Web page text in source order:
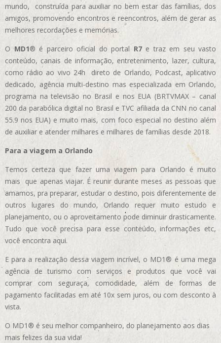
mundo, construída para auxiliar no bem estar das famílias, dos
amigos, promovendo encontros e reencontros, além de gerar as
melhores recordações e memórias.
OMD1® é parceiro oficial do portal R7e traz em seu vasto
conteúdo, canais de informação, entretenimento, lazer, cultura,
como rádio ao vivo 24h direto de Orlando, Podcast, aplicativo
dedicado, agência multi-destino mas especializada em Orlando,
programa na televisão no Brasil e nos EUA (BRTVMAX – canal
200 da parabólica digital no Brasil e TVC afiliada da CNN no canal
55.9 nos EUA) e muito mais, com foco especial no destino além
de auxiliar e atender milhares e milhares de famílias desde 2018.
Para a viagem a Orlando
Temos certeza que fazer uma viagem para Orlando é muito
mais que apenas viajar. É reunir durante meses as pessoas que
amamos, pra preparar, estudar o destino, pois diferentemente de
outros lugares do mundo, Orlando requer muito estudo e
planejamento, ou o aproveitamento pode diminuir drasticamente.
Tudo que você precisa para esse conteúdo, informações etc,
você encontra aqui.
E para a realização dessa viagem incrível, o MD1® é uma mega
agência de turismo com serviços e produtos que você vai
comprar com seguraça, comodidade, além de formas de
pagamento facilitadas em até 10x sem juros, ou com desconto à
vista.
O MD1® é seu melhor companheiro, do planejamento aos dias
mais felizes da sua vida!